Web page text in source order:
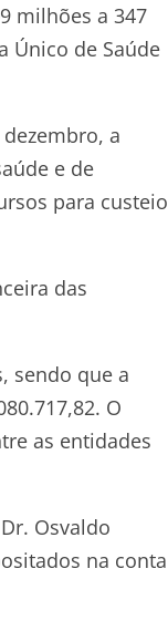
milhões a 347
Único de Saúde
a
e de
para custeio
das
sendo que a
O
as entidades
Osvaldo
na conta